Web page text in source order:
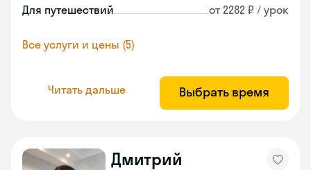
Для путешествий от 2282 ₽ / урок
Все услуги и цены (5)
Читать дальше Выбрать время
Дмитрий